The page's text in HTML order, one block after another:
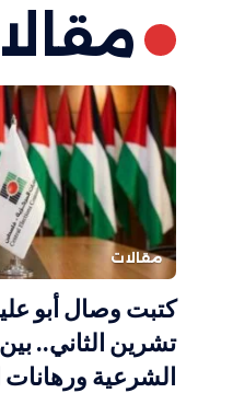
مقالات
تشرين الثاني..
الشرعية ورهانات